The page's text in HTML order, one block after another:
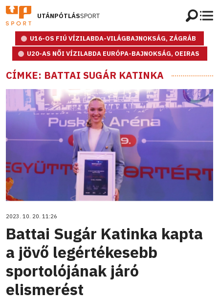
UTÁNPÓTLÁSSPORT
U16-OS FIÚ VÍZILABDA-VILÁGBAJNOKSÁG, ZÁGRÁB
U20-AS NŐI VÍZILABDA EURÓPA-BAJNOKSÁG, OEIRAS
CÍMKE: BATTAI SUGÁR KATINKA
2023. 10. 20. 11:26
Battai Sugár Katinka kapta
a jövő legértékesebb
sportolójának járó
elismerést